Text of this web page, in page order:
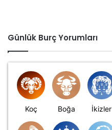
Günlük Burç Yorumları
Koç Boğa İkizler